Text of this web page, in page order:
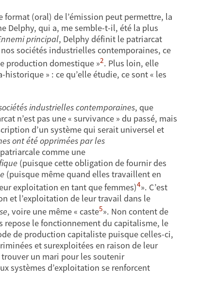
(oral) de l’émission peut permettre, la
Delphy, qui a, me semble-t-il, été la plus
principal, Delphy définit le patriarcat
sociétés industrielles contemporaines, ce
production domestique »2. Plus loin, elle
» : ce qu’elle étudie, ce sont « les
industrielles contemporaines, que
n’est pas une « survivance » du passé, mais
d’un système qui serait universel et
ont été opprimées par les
comme une
(puisque cette obligation de fournir des
(puisque même quand elles travaillent en
exploitation en tant que femmes)4». C’est
et l’exploitation de leur travail dans le
, voire une même « caste5». Non content de
repose le fonctionnement du capitalisme, le
de production capitaliste puisque celles-ci,
et surexploitées en raison de leur
un mari pour les soutenir
systèmes d’exploitation se renforcent